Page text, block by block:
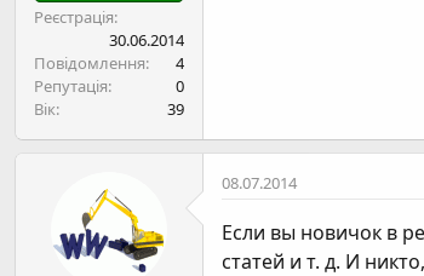
Реєстрація
30.06.2014
Повідомлення
4
Репутація
0
Вік
39
08.07.2014
Если вы новичок в
статей и т. д. И